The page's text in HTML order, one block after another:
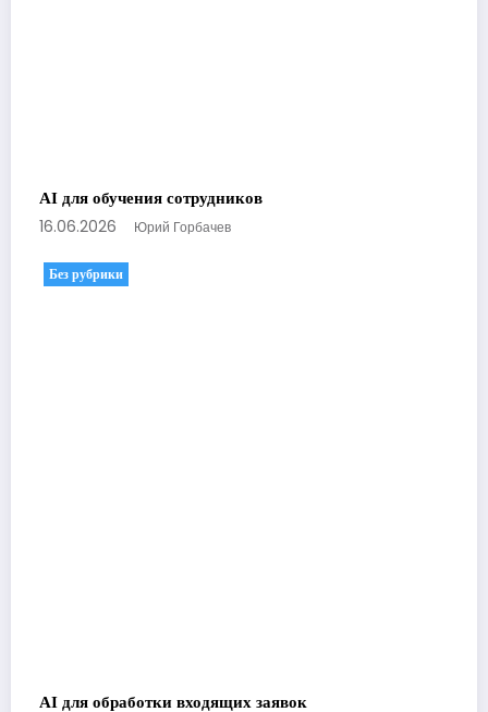
AI для обучения сотрудников
16.06.2026 Юрий Горбачев
Без рубрики
AI для обработки входящих заявок